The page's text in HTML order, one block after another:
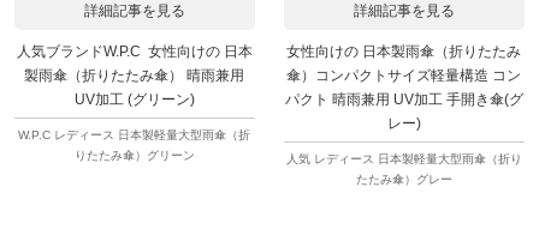
詳細記事を見る
人気ブランドW.P.C 女性向けの 日本
製雨傘（折りたたみ傘） 晴雨兼用
UV加工 (グリーン)
W.P.C レディース 日本製軽量大型雨傘（折
りたたみ傘）グリーン
詳細記事を見る
女性向けの 日本製雨傘（折りたたみ
傘）コンパクトサイズ軽量構造 コン
パクト 晴雨兼用 UV加工 手開き傘(グ
レー)
人気 レディース 日本製軽量大型雨傘（折り
たたみ傘）グレー